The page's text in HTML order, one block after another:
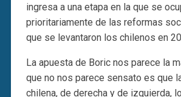
ingresa a una etapa en la que se
prioritariamente de las reformas
que se levantaron los chilenos en
La apuesta de Boric nos parece la
que no nos parece sensato es que
chilena, de derecha y de izquierda,